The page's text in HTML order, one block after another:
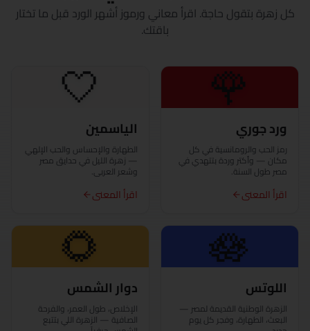
كل زهرة بتقول حاجة. اقرأ معاني ورموز أشهر الورد قبل ما تختار
باقتك.
🌹
ورد جوري
رمز الحب والرومانسية في كل
مكان — وأكتر وردة بتتهدي في
مصر طول السنة.
اقرأ المعنى
🤍
الياسمين
الطهارة والإحساس والحب الإلهي
— زهرة الليل في حدايق مصر
وشعر العربي.
اقرأ المعنى
🪷
اللوتس
الزهرة الوطنية القديمة لمصر —
البعث، الطهارة، وفجر كل يوم
🌻
دوار الشمس
الإخلاص، طول العمر، والفرحة
الصافية — الزهرة اللي بتتبع
الخارجة
المنصورة
المنيا
بورسعيد
شرم الشيخ
شبين الكوم
سوهاج